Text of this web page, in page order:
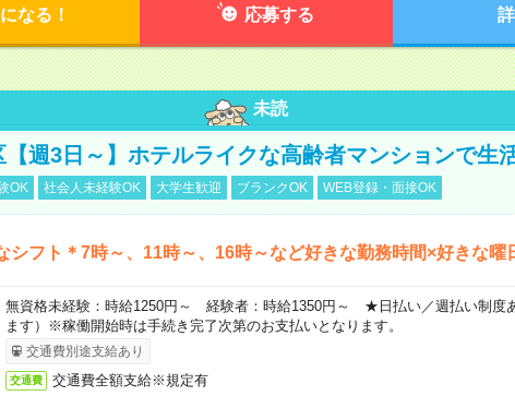
なる！ 応募する
未読
【週3日～】ホテルライクな高齢者マンションで生
OK 社会人未経験OK 大学生歓迎 ブランクOK WEB登録・面接OK
シフト＊7時～、11時～、16時～など好きな勤務時間×好きな曜
無資格未経験：時給1250円～ 経験者：時給1350円～ ★日払い／週払い制度
ます）※稼働開始時は手続き完了次第のお支払いとなります。
交通費別途支給あり
交通費 交通費全額支給※規定有